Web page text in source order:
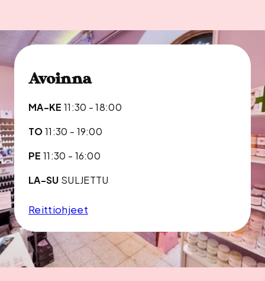
Avoinna
MA-KE 11:30 - 18:00
TO11:30 - 19:00
PE 11:30 - 16:00
LA-SU SULJETTU
Reittiohjeet